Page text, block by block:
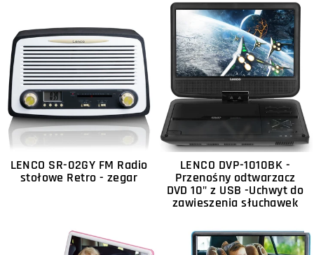
LENCO SR-02GY FM Radio
stołowe Retro - zegar
LENCO DVP-1010BK -
Przenośny odtwarzacz
DVD 10" z USB -Uchwyt do
zawieszenia słuchawek